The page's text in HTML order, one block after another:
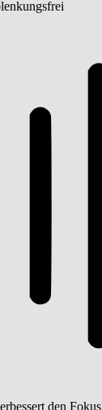
den Fokus